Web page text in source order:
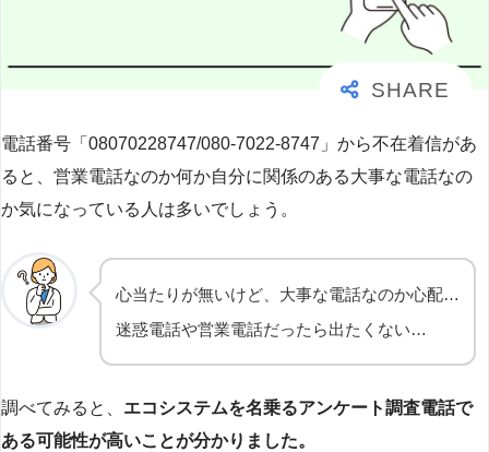
電話番号「08070228747/080-7022-8747」から不在着信があ
ると、営業電話なのか何か自分に関係のある大事な電話なの
か気になっている人は多いでしょう。
心当たりが無いけど、大事な電話なのか心配…
迷惑電話や営業電話だったら出たくない…
調べてみると、 エコシステムを名乗るアンケート調査電話で
ある可能性が高いことが分かりました。